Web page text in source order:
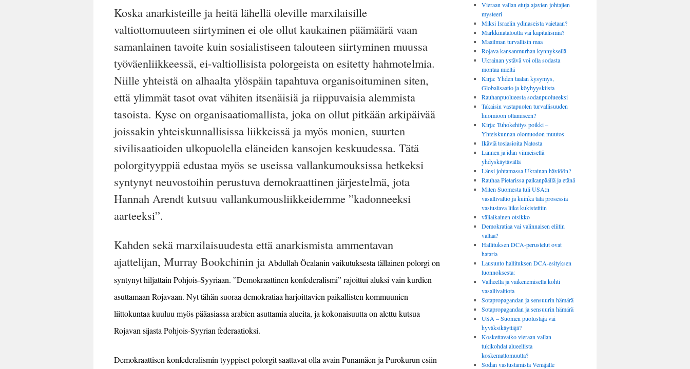
Koska anarkisteille ja heitä lähellä oleville marxilaisille
valtiottomuuteen siirtyminen ei ole ollut kaukainen päämäärä vaan
samanlainen tavoite kuin sosialistiseen talouteen siirtyminen muussa
työväenliikkeessä, ei-valtiollisista polorgeista on esitetty hahmotelmia.
Niille yhteistä on alhaalta ylöspäin tapahtuva organisoituminen siten,
että ylimmät tasot ovat vähiten itsenäisiä ja riippuvaisia alemmista
tasoista. Kyse on organisaatiomallista, joka on ollut pitkään arkipäivää
joissakin yhteiskunnallisissa liikkeissä ja myös monien, suurten
sivilisaatioiden ulkopuolella eläneiden kansojen keskuudessa. Tätä
polorgityyppiä edustaa myös se useissa vallankumouksissa hetkeksi
syntynyt neuvostoihin perustuva demokraattinen järjestelmä, jota
Hannah Arendt kutsuu vallankumousliikkeidemme ”kadonneeksi
aarteeksi”.
Kahden sekä marxilaisuudesta että anarkismista ammentavan
ajattelijan, Murray Bookchinin ja Abdullah Öcalanin vaikutuksesta tällainen polorgi on
syntynyt hiljattain Pohjois-Syyriaan. ”Demokraattinen konfederalismi” rajoittui aluksi vain kurdien
asuttamaan Rojavaan. Nyt tähän suoraa demokratiaa harjoittavien paikallisten kommuunien
liittokuntaa kuuluu myös pääasiassa arabien asuttamia alueita, ja kokonaisuutta on alettu kutsua
Rojavan sijasta Pohjois-Syyrian federaatioksi.
Demokraattisen konfederalismin tyyppiset polorgitsaattavat olla avain Punamäen ja Purokurun esiin
Vieraan vallan etuja ajavien johtajien
mysteeri
Miksi Israelin ydinaseista vaietaan?
Markkinataloutta vai kapitalismia?
Maailman turvallisin maa
Rojava kansanmurhan kynnyksellä
Ukrainan ystävä voi olla sodasta
montaa mieltä
Kirja: Yhden taalan kysymys,
Globalisaatio ja köyhyyskiista
Rauhanpuolueesta sodanpuolueeksi
Takaisin vastapuolen turvallisuuden
huomioon ottamiseen?
Kirja: Tuhokehitys poikki –
Yhteiskunnan olomuodon muutos
Ikäviä tosiasioita Natosta
Lännen ja idän viimeisellä
yhdyskäytävällä
Länsi johtamassa Ukrainan häviöön?
Rauhaa Pietarissa paikanpäällä ja etänä
Miten Suomesta tuli USA:n
vasallivaltio ja kuinka tätä prosessia
vastustava liike kukistettiin
väliaikainen otsikko
Demokratiaa vai valinnaisen eliitin
valtaa?
Hallituksen DCA-perustelut ovat
hataria
Lausunto hallituksen DCA-esityksen
luonnoksesta:
Valheella ja vaikenemisella kohti
vasallivaltiota
Sotapropagandan ja sensuurin hämärä
Sotapropagandan ja sensuurin hämärä
USA – Suomen puolustaja vai
hyväksikäyttäjä?
Koskettavatko vieraan vallan
tukikohdat alueellista
koskemattomuutta?
Sodan vastustamista Venäjälle